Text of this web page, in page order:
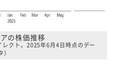
の株価推移
レクト。2025年6月4日時点のデー
）